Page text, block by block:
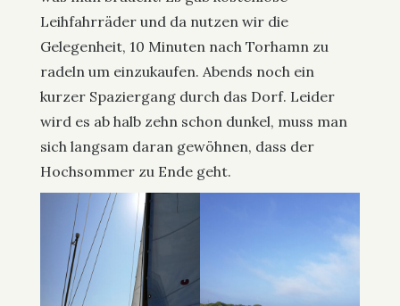
Leihfahrräder und da nutzen wir die
Gelegenheit, 10 Minuten nach Torhamn zu
radeln um einzukaufen. Abends noch ein
kurzer Spaziergang durch das Dorf. Leider
wird es ab halb zehn schon dunkel, muss man
sich langsam daran gewöhnen, dass der
Hochsommer zu Ende geht.